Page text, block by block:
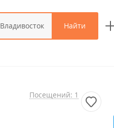
Владивосток Найти
Посещений: 1